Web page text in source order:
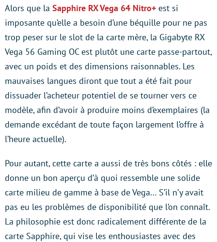
Alors que la Sapphire RX Vega 64 Nitro+ est si
imposante qu’elle a besoin d’une béquille pour ne pas
trop peser sur le slot de la carte mère, la Gigabyte RX
Vega 56 Gaming OC est plutôt une carte passe-partout,
avec un poids et des dimensions raisonnables. Les
mauvaises langues diront que tout a été fait pour
dissuader l’acheteur potentiel de se tourner vers ce
modèle, afin d’avoir à produire moins d’exemplaires (la
demande excédant de toute façon largement l’offre à
l’heure actuelle).
Pour autant, cette carte a aussi de très bons côtés : elle
donne un bon aperçu d’à quoi ressemble une solide
carte milieu de gamme à base de Vega… S’il n’y avait
pas eu les problèmes de disponibilité que l’on connaît.
La philosophie est donc radicalement différente de la
carte Sapphire, qui vise les enthousiastes avec des